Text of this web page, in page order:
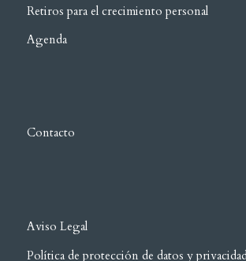
Retiros para el crecimiento personal
Agenda
Contacto
Aviso Legal
Política de protección de datos y